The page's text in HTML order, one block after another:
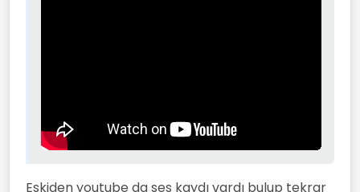
Eskiden youtube da ses kaydı vardı bulup tekrar